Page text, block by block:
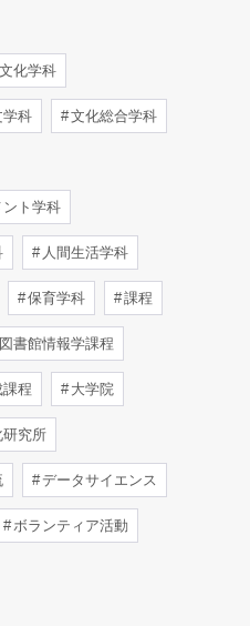
化学科
科 文化総合学科
ト学科
人間生活学科
保育学科 課程
書館情報学課程
程 大学院
究所
データサイエンス
ボランティア活動